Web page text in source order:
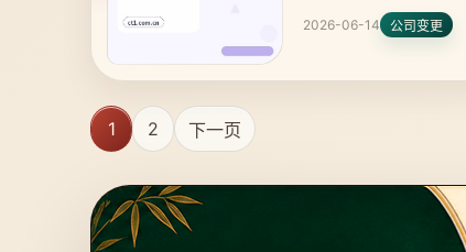
2026-06-14 公司变更
1 2 下一页